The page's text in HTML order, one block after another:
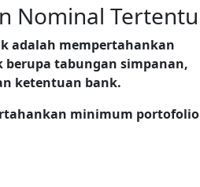
Nominal Tertentu
adalah mempertahankan
tabungan simpanan,
ketentuan bank.
minimum portofolio